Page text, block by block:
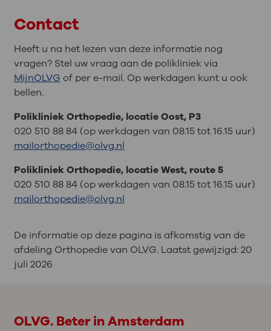
Contact
Heeft u na het lezen van deze informatie nog
vragen? Stel uw vraag aan de polikliniek via
MijnOLVG of per e-mail. Op werkdagen kunt u ook
bellen.
Polikliniek Orthopedie, locatie Oost, P3
020 510 88 84 (op werkdagen van 08.15 tot 16.15 uur)
mailorthopedie@olvg.nl
Polikliniek Orthopedie, locatie West, route 5
020 510 88 84 (op werkdagen van 08.15 tot 16.15 uur)
mailorthopedie@olvg.nl
De informatie op deze pagina is afkomstig van de
afdeling Orthopedie van OLVG. Laatst gewijzigd:20
juli 2026
OLVG. Beter in Amsterdam